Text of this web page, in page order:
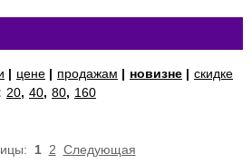
| цене | продажам | новизне | скидке
20, 40, 80, 160
1 2 Следующая